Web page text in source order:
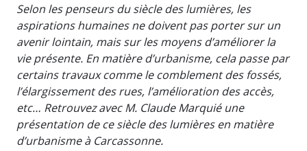
Selon les penseurs du siècle des lumières, les
aspirations humaines ne doivent pas porter sur un
avenir lointain, mais sur les moyens d’améliorer la
vie présente. En matière d’urbanisme, cela passe par
certains travaux comme le comblement des fossés,
l’élargissement des rues, l’amélioration des accès,
etc… Retrouvez avec M. Claude Marquié une
présentation de ce siècle des lumières en matière
d’urbanisme à Carcassonne.